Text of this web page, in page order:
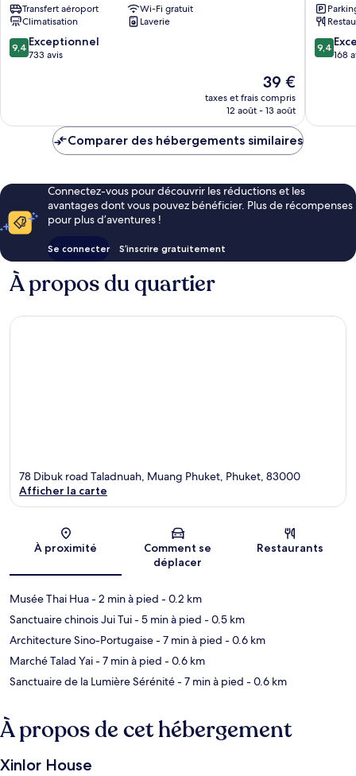
On
On
Hotel
Vieille
Transfert aéroport
Wi-Fi gratuit
Climatisation
Laverie
9.4
sur
9,4 Exceptionnel
733 avis
Le
nouveau
prix
de
39 €
taxes et frais compris
12 août - 13 août
Vieille
ville
de
Phuket
9.4
sur
9,4
168
Comparer des hébergements similaires
Connectez-vous pour découvrir les réductions et les
avantages dont vous pouvez bénéficier. Plus de récompenses
pour plus d’aventures !
Se connecter S’inscrire gratuitement
À propos du quartier
Carte
78 Dibuk road Taladnuah, Muang Phuket, Phuket, 83000
Afficher la carte
À proximité
Comment se
déplacer
Restaurants
Musée Thai Hua- 2 min à pied - 0.2 km
Sanctuaire chinois Jui Tui- 5 min à pied - 0.5 km
Architecture Sino-Portugaise- 7 min à pied - 0.6 km
Marché Talad Yai- 7 min à pied - 0.6 km
Sanctuaire de la Lumière Sérénité- 7 min à pied - 0.6 km
À propos de cet hébergement
Xinlor House